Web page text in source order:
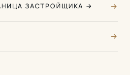
ЗАСТРОЙЩИКА → →
→